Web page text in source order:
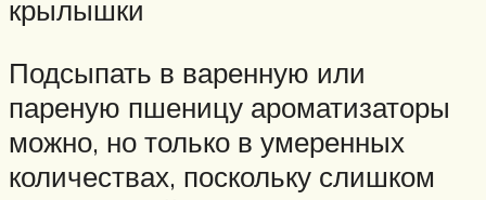
крылышки
Подсыпать в варенную или
пареную пшеницу ароматизаторы
можно, но только в умеренных
количествах, поскольку слишком